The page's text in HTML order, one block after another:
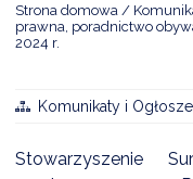
Strona domowa
prawna, poradnictwo
2024 r.
Komunikaty i
Stowarzyszenie